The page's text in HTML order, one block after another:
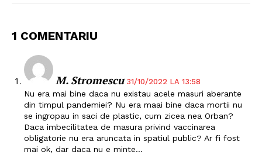
Un proiect
FREEDOM HOUSE ROMÂNIA
PRESShub
Despre noi / Echipa
1 COMENTARIU
M. Stromescu 31/10/2022 LA 13:58
Nu era mai bine daca nu existau acele masuri aberante
din timpul pandemiei? Nu era maai bine daca mortii nu
se ingropau in saci de plastic, cum zicea nea Orban?
Daca imbecilitatea de masura privind vaccinarea
obligatorie nu era aruncata in spatiul public? Ar fi fost
mai ok, dar daca nu e minte…